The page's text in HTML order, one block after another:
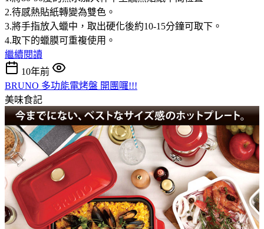
2.待感熱貼紙轉變為雙色。
3.將手指放入蠟中，取出硬化後約10-15分鐘可取下。
4.取下的蠟膜可重複使用。
繼續閱讀
10年前
BRUNO 多功能電烤盤 開團囉!!!
美味食記